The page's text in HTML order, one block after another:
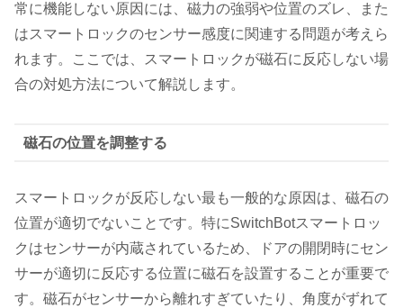
常に機能しない原因には、磁力の強弱や位置のズレ、また
はスマートロックのセンサー感度に関連する問題が考えら
れます。ここでは、スマートロックが磁石に反応しない場
合の対処方法について解説します。
磁石の位置を調整する
スマートロックが反応しない最も一般的な原因は、磁石の
位置が適切でないことです。特にSwitchBotスマートロッ
クはセンサーが内蔵されているため、ドアの開閉時にセン
サーが適切に反応する位置に磁石を設置することが重要で
す。磁石がセンサーから離れすぎていたり、角度がずれて